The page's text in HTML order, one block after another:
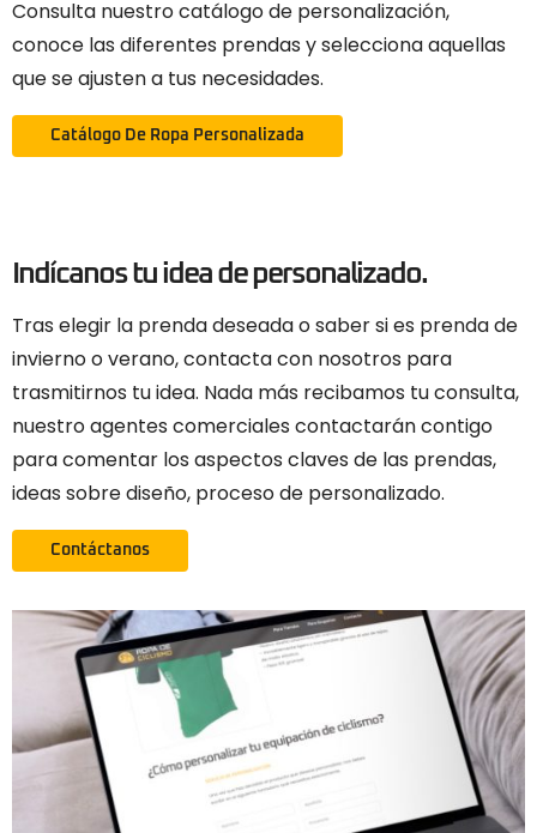
Consulta nuestro catálogo de personalización,
conoce las diferentes prendas y selecciona aquellas
que se ajusten a tus necesidades.
Catálogo De Ropa Personalizada
Indícanos tu idea de personalizado.
Tras elegir la prenda deseada o saber si es prenda de
invierno o verano, contacta con nosotros para
trasmitirnos tu idea. Nada más recibamos tu consulta,
nuestro agentes comerciales contactarán contigo
para comentar los aspectos claves de las prendas,
ideas sobre diseño, proceso de personalizado.
Contáctanos